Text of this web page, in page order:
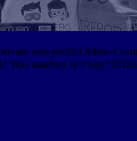
non-profit Online-
Was machen wir hier?